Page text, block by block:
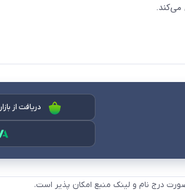
می‌کند.
دریافت از بازار
درج نام و لینک منبع امکان پذیر است.